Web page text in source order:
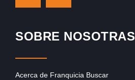
SOBRE NOSOTRAS
Acerca de Franquicia Buscar